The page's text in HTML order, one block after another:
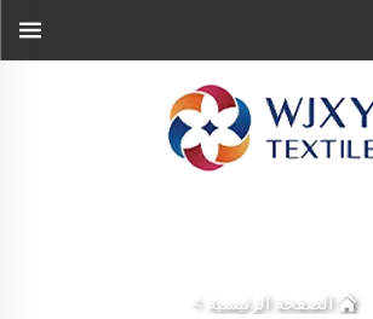
الصفحة الرئيسية >